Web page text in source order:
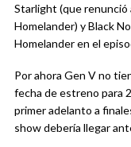
Starlight (que renunció
Homelander) y Black
Homelander en el
Por ahora Gen V no
fecha de estreno para
primer adelanto a
show debería llegar